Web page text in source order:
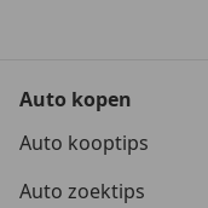
Auto kopen
Auto kooptips
Auto zoektips